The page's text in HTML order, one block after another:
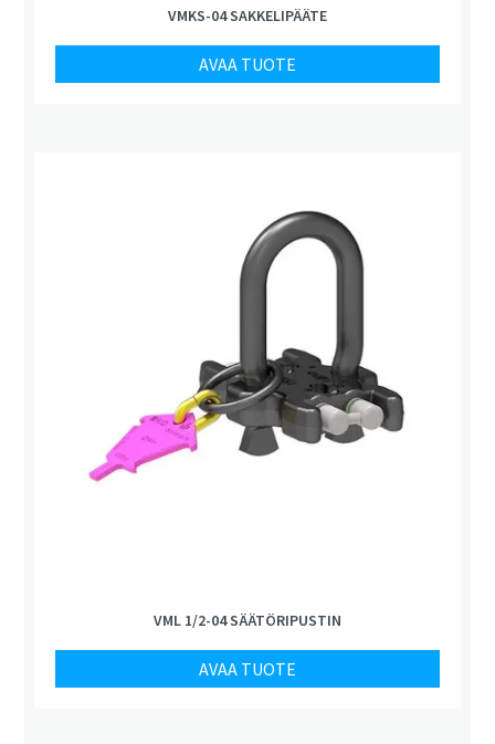
VMKS-04 SAKKELIPÄÄTE
AVAA TUOTE
VML 1/2-04 SÄÄTÖRIPUSTIN
AVAA TUOTE